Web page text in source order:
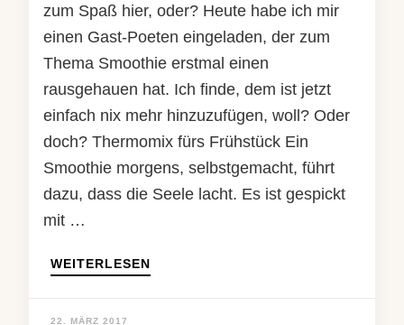
zum Spaß hier, oder? Heute habe ich mir
einen Gast-Poeten eingeladen, der zum
Thema Smoothie erstmal einen
rausgehauen hat. Ich finde, dem ist jetzt
einfach nix mehr hinzuzufügen, woll? Oder
doch? Thermomix fürs Frühstück Ein
Smoothie morgens, selbstgemacht, führt
dazu, dass die Seele lacht. Es ist gespickt
mit …
WEITERLESEN
22. MÄRZ 2017